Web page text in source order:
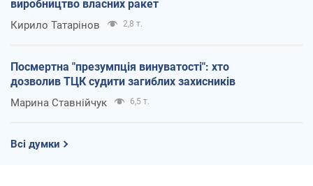
виробництво власних ракет
Кирило Татарінов 2,8 т.
Посмертна "презумпція винуватості": хто
дозволив ТЦК судити загиблих захисників
Марина Ставнійчук 6,5 т.
Всі думки